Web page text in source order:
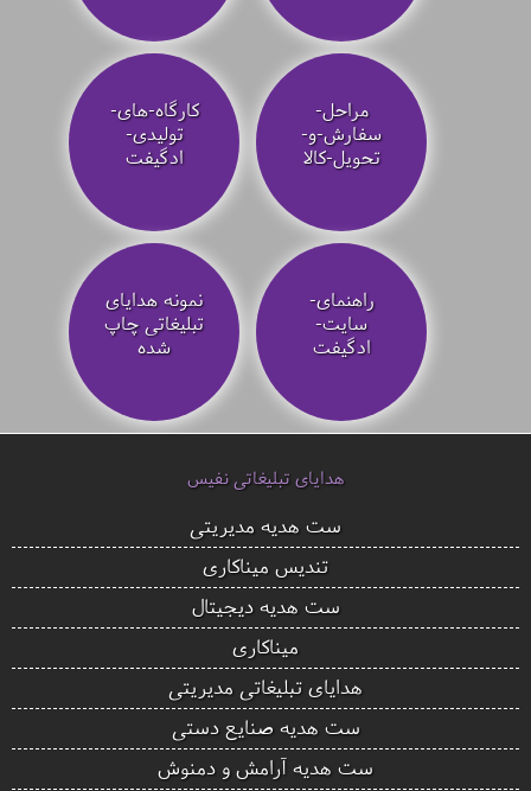
مراحل-
سفارش-و-
تحویل-کالا
کارگاه-های-
تولیدی-
ادگیفت
راهنمای-
سایت-
ادگیفت
نمونه هدایای
تبلیغاتی چاپ
شده
هدایای تبلیغاتی نفیس
ست هدیه مدیریتی
تندیس میناکاری
ست هدیه دیجیتال
میناکاری
هدایای تبلیغاتی مدیریتی
ست هدیه صنایع دستی
ست هدیه آرامش و دمنوش